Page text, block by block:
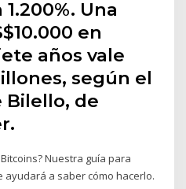
Una
en
años vale
según el
Bilello, de
Nuestra guía para
ayudará a saber cómo hacerlo.